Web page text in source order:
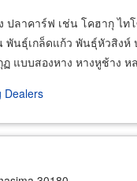
ลาคาร์ฟ เช่น โคฮากุ ไ
นธุ์เกล็ดแก้ว พันธุ์หัวสิงห์
แบบสองหาง หางหูช้าง
Dealers